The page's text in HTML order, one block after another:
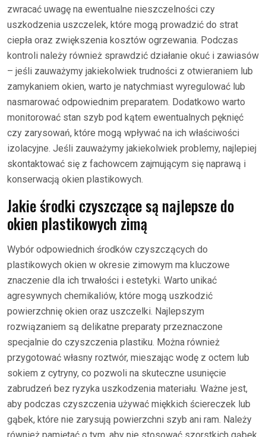
zwracać uwagę na ewentualne nieszczelności czy
uszkodzenia uszczelek, które mogą prowadzić do strat
ciepła oraz zwiększenia kosztów ogrzewania. Podczas
kontroli należy również sprawdzić działanie okuć i zawiasów
– jeśli zauważymy jakiekolwiek trudności z otwieraniem lub
zamykaniem okien, warto je natychmiast wyregulować lub
nasmarować odpowiednim preparatem. Dodatkowo warto
monitorować stan szyb pod kątem ewentualnych pęknięć
czy zarysowań, które mogą wpływać na ich właściwości
izolacyjne. Jeśli zauważymy jakiekolwiek problemy, najlepiej
skontaktować się z fachowcem zajmującym się naprawą i
konserwacją okien plastikowych.
Jakie środki czyszczące są najlepsze do
okien plastikowych zimą
Wybór odpowiednich środków czyszczących do
plastikowych okien w okresie zimowym ma kluczowe
znaczenie dla ich trwałości i estetyki. Warto unikać
agresywnych chemikaliów, które mogą uszkodzić
powierzchnię okien oraz uszczelki. Najlepszym
rozwiązaniem są delikatne preparaty przeznaczone
specjalnie do czyszczenia plastiku. Można również
przygotować własny roztwór, mieszając wodę z octem lub
sokiem z cytryny, co pozwoli na skuteczne usunięcie
zabrudzeń bez ryzyka uszkodzenia materiału. Ważne jest,
aby podczas czyszczenia używać miękkich ściereczek lub
gąbek, które nie zarysują powierzchni szyb ani ram. Należy